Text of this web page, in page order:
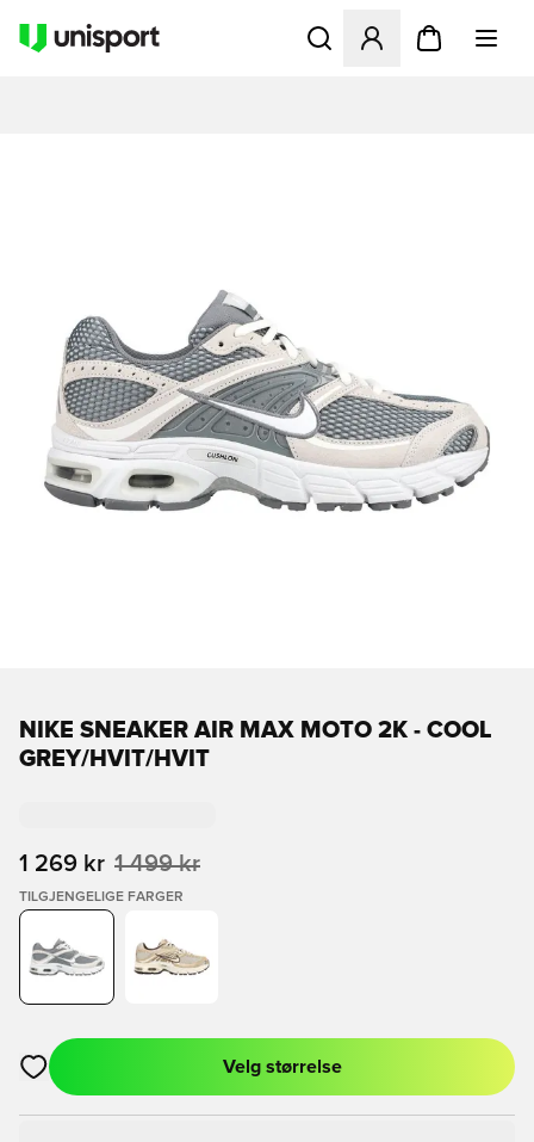
Åpner en Modal for å
NIKE SNEAKER AIR MAX MOTO 2K - COOL
GREY/HVIT/HVIT
1 269 kr 1 499 kr
TILGJENGELIGE FARGER
Åpner en Modal for å logge inn eller registrere deg som
Velg størrelse